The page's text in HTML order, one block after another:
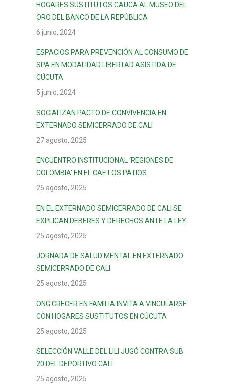
HOGARES SUSTITUTOS CAUCA AL MUSEO DEL
ORO DEL BANCO DE LA REPÚBLICA
6 junio, 2024
ESPACIOS PARA PREVENCIÓN AL CONSUMO DE
SPA EN MODALIDAD LIBERTAD ASISTIDA DE
CÚCUTA
5 junio, 2024
SOCIALIZAN PACTO DE CONVIVENCIA EN
EXTERNADO SEMICERRADO DE CALI
27 agosto, 2025
ENCUENTRO INSTITUCIONAL ‘REGIONES DE
COLOMBIA’ EN EL CAE LOS PATIOS
26 agosto, 2025
EN EL EXTERNADO SEMICERRADO DE CALI SE
EXPLICAN DEBERES Y DERECHOS ANTE LA LEY
25 agosto, 2025
JORNADA DE SALUD MENTAL EN EXTERNADO
SEMICERRADO DE CALI
25 agosto, 2025
ONG CRECER EN FAMILIA INVITA A VINCULARSE
CON HOGARES SUSTITUTOS EN CÚCUTA
25 agosto, 2025
SELECCIÓN VALLE DEL LILI JUGÓ CONTRA SUB
20 DEL DEPORTIVO CALI
25 agosto, 2025